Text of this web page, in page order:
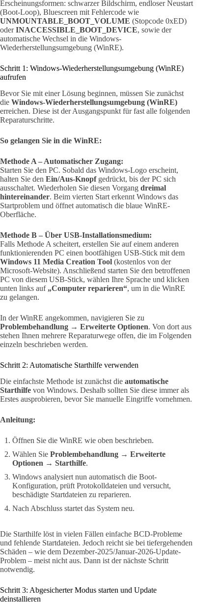
Erscheinungsformen: schwarzer Bildschirm, endloser Neustart
(Boot-Loop), Bluescreen mit Fehlercode wie
UNMOUNTABLE_BOOT_VOLUME (Stopcode 0xED)
oderINACCESSIBLE_BOOT_DEVICE, sowie der
automatische Wechsel in die Windows-
Wiederherstellungsumgebung (WinRE).
Schritt 1: Windows-Wiederherstellungsumgebung (WinRE)
aufrufen
Bevor Sie mit einer Lösung beginnen, müssen Sie zunächst
die Windows-Wiederherstellungsumgebung (WinRE)
erreichen. Diese ist der Ausgangspunkt für fast alle folgenden
Reparaturschritte.
So gelangen Sie in die WinRE:
Methode A – Automatischer Zugang:
Starten Sie den PC. Sobald das Windows-Logo erscheint,
halten Sie den Ein/Aus-Knopfgedrückt, bis der PC sich
ausschaltet. Wiederholen Sie diesen Vorgang dreimal
hintereinander. Beim vierten Start erkennt Windows das
Startproblem und öffnet automatisch die blaue WinRE-
Oberfläche.
Methode B – Über USB-Installationsmedium:
Falls Methode A scheitert, erstellen Sie auf einem anderen
funktionierenden PC einen bootfähigen USB-Stick mit dem
Windows 11 Media Creation Tool (kostenlos von der
Microsoft-Website). Anschließend starten Sie den betroffenen
PC von diesem USB-Stick, wählen Ihre Sprache und klicken
unten links auf „Computer reparieren“, um in die WinRE
zu gelangen.
In der WinRE angekommen, navigieren Sie zu
Problembehandlung → Erweiterte Optionen. Von dort aus
stehen Ihnen mehrere Reparaturwege offen, die im Folgenden
einzeln beschrieben werden.
Schritt 2: Automatische Starthilfe verwenden
Die einfachste Methode ist zunächst die automatische
Starthilfe von Windows. Deshalb sollten Sie diese immer als
Erstes ausprobieren, bevor Sie manuelle Eingriffe vornehmen.
Anleitung:
Öffnen Sie die WinRE wie oben beschrieben.
Wählen Sie Problembehandlung → Erweiterte
Optionen → Starthilfe.
Windows analysiert nun automatisch die Boot-
Konfiguration, prüft Protokolldateien und versucht,
beschädigte Startdateien zu reparieren.
Nach Abschluss startet das System neu.
Die Starthilfe löst in vielen Fällen einfache BCD-Probleme
und fehlende Startdateien. Jedoch reicht sie bei tiefergehenden
Schäden – wie dem Dezember-2025/Januar-2026-Update-
Problem – meist nicht aus. Dann ist der nächste Schritt
notwendig.
Schritt 3: Abgesicherter Modus starten und Update
deinstallieren